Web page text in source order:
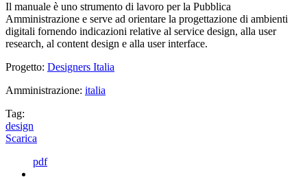
Il manuale è uno strumento di lavoro per la Pubblica
Amministrazione e serve ad orientare la progettazione di ambienti
digitali fornendo indicazioni relative al service design, alla user
research, al content design e alla user interface.
Progetto: Designers Italia
Amministrazione: italia
Tag:
design
Scarica
pdf